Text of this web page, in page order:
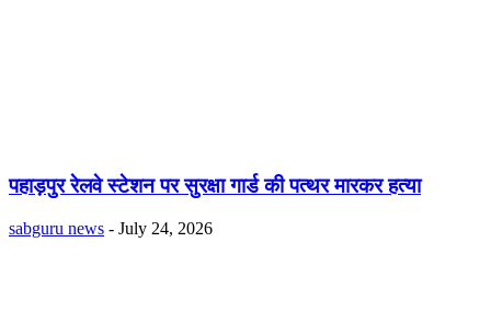
पहाड़पुर रेलवे स्टेशन पर सुरक्षा गार्ड की पत्थर मारकर हत्या
sabguru news - July 24, 2026